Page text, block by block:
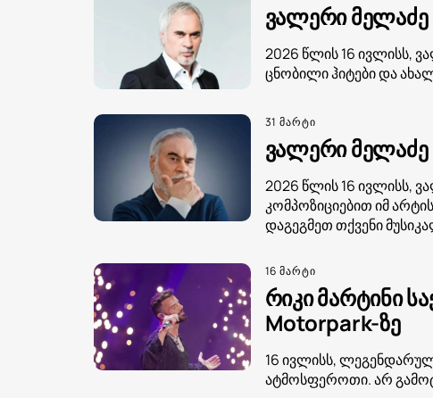
ვალერი
2026 წლის 16 ივლისს,
ცნობილი ჰიტები და
31 მარტი
ვალერი მელაძე
2026 წლის 16 ივლისს,
კომპოზიციებით იმ
დაგეგმეთ თქვენი
16 მარტი
რიკი მარტინი
Motorpark-ზე
16 ივლისს,
ატმოსფეროთი. არ